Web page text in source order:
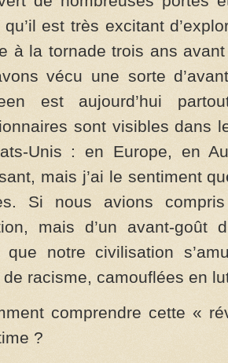
qu’il est très excitant
à la tornade trois ans
vécu une sorte
est aujourd’hui
sont visibles dans
Unis : en Europe, en
mais j’ai le sentiment
Si nous avions
mais d’un avant-goût
que notre civilisation
racisme, camouflées en
comprendre cette «
?